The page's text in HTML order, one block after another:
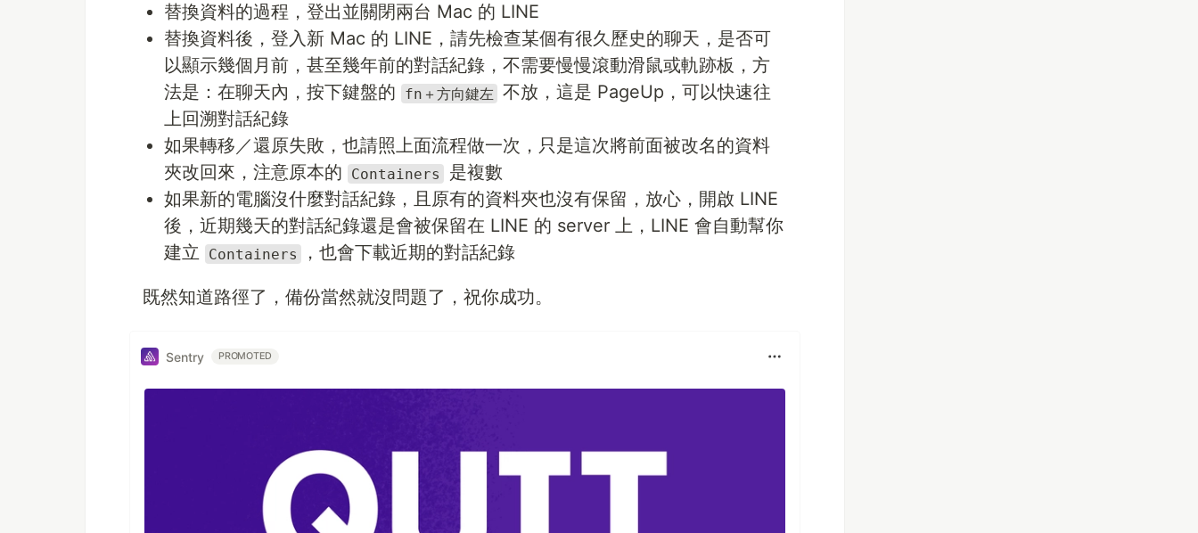
替換資料的過程，登出並關閉兩台 Mac 的 LINE
替換資料後，登入新 Mac 的 LINE，請先檢查某個有很久歷史的聊天，是否可
以顯示幾個月前，甚至幾年前的對話紀錄，不需要慢慢滾動滑鼠或軌跡板，方
法是：在聊天內，按下鍵盤的
fn＋方向鍵左 不放，這是 PageUp，可以快速往
上回溯對話紀錄
如果轉移／還原失敗，也請照上面流程做一次，只是這次將前面被改名的資料
夾改回來，注意原本的
Containers
是複數
如果新的電腦沒什麼對話紀錄，且原有的資料夾也沒有保留，放心，開啟 LINE
後，近期幾天的對話紀錄還是會被保留在 LINE 的 server 上，LINE 會自動幫你
建立
Containers ，也會下載近期的對話紀錄
既然知道路徑了，備份當然就沒問題了，祝你成功。
Sentry PROMOTED